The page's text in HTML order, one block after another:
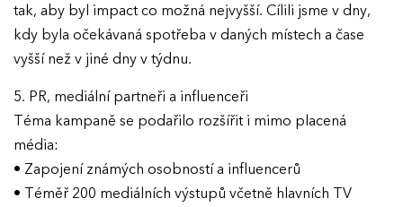
tak, aby byl impact co možná nejvyšší. Cílili jsme v dny,
kdy byla očekávaná spotřeba v daných místech a čase
vyšší než v jiné dny v týdnu.
5. PR, mediální partneři a influenceři
Téma kampaně se podařilo rozšířit i mimo placená
média:
• Zapojení známých osobností a influencerů
• Téměř 200 mediálních výstupů včetně hlavních TV